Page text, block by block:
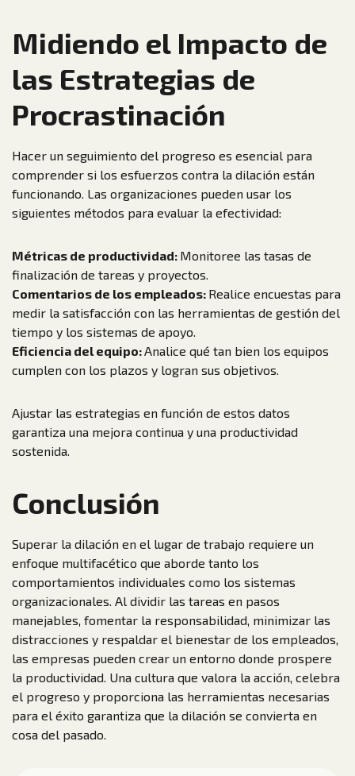
Midiendo el Impacto de
las Estrategias de
Procrastinación
Hacer un seguimiento del progreso es esencial para
comprender si los esfuerzos contra la dilación están
funcionando. Las organizaciones pueden usar los
siguientes métodos para evaluar la efectividad:
Métricas de productividad: Monitoree las tasas de
finalización de tareas y proyectos.
Comentarios de los empleados: Realice encuestas para
medir la satisfacción con las herramientas de gestión del
tiempo y los sistemas de apoyo.
Eficiencia del equipo:Analice qué tan bien los equipos
cumplen con los plazos y logran sus objetivos.
Ajustar las estrategias en función de estos datos
garantiza una mejora continua y una productividad
sostenida.
Conclusión
Superar la dilación en el lugar de trabajo requiere un
enfoque multifacético que aborde tanto los
comportamientos individuales como los sistemas
organizacionales. Al dividir las tareas en pasos
manejables, fomentar la responsabilidad, minimizar las
distracciones y respaldar el bienestar de los empleados,
las empresas pueden crear un entorno donde prospere
la productividad. Una cultura que valora la acción, celebra
el progreso y proporciona las herramientas necesarias
para el éxito garantiza que la dilación se convierta en
cosa del pasado.